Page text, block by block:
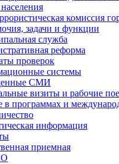
комиссия
задачи и функции
служба
реформа
проверок
системы
СМИ
визиты и рабочие
в программах и
информация
приемная